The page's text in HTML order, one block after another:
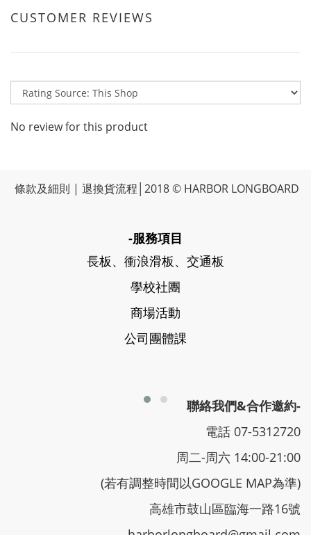
CUSTOMER REVIEWS
No review for this product
條款及細則 | 退換貨流程 │2018 © HARBOR LONGBOARD
-服務項目
長板、衝浪滑板、交通板
學校社團
商場活動
公司團體課
聯絡我們&合作邀約-
電話 07-5312720
周二-周六 14:00-21:00
(若有調整時間以GOOGLE MAP為準)
高雄市鼓山區臨海一路16號